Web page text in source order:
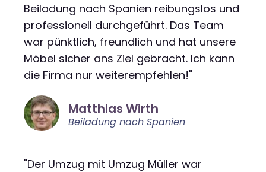
Beiladung nach Spanien reibungslos und
professionell durchgeführt. Das Team
war pünktlich, freundlich und hat unsere
Möbel sicher ans Ziel gebracht. Ich kann
die Firma nur weiterempfehlen!"
Matthias Wirth
Beiladung nach Spanien
"Der Umzug mit Umzug Müller war